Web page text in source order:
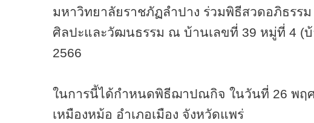
มหาวิทยาลัยราชภัฏลำปาง ร่วมพิธีสวดอภิธร
ศิลปะและวัฒนธรรม ณ บ้านเลขที่ 39 หมู่ที่ 4 (
2566
ในการนี้ได้กำหนดพิธีฌาปณกิจ ในวันที่ 26 พฤ
เหมืองหม้อ อำเภอเมือง จังหวัดแพร่